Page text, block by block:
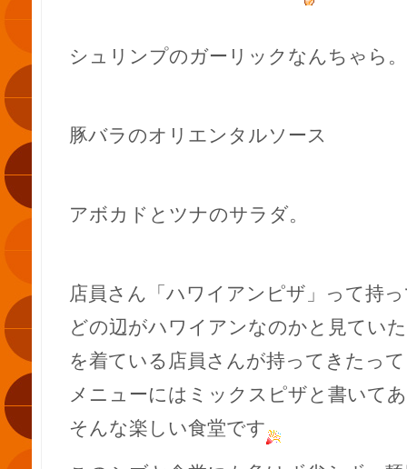
シュリンプのガーリックなんちゃら。
豚バラのオリエンタルソース
アボカドとツナのサラダ。
店員さん「ハワイアンピザ」って持
どの辺がハワイアンなのかと見てい
を着ている店員さんが持ってきたっ
メニューにはミックスピザと書いて
そんな楽しい食堂です